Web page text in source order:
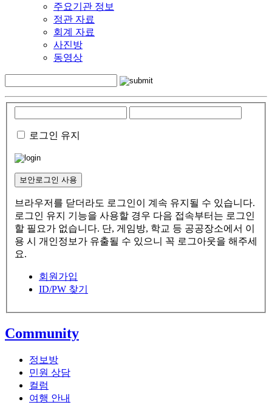
주요기관 정보
정관 자료
회계 자료
사진방
동영상
로그인 유지
보안로그인 사용
브라우저를 닫더라도 로그인이 계속 유지될 수 있습니다.
로그인 유지 기능을 사용할 경우 다음 접속부터는 로그인
할 필요가 없습니다. 단, 게임방, 학교 등 공공장소에서 이
용 시 개인정보가 유출될 수 있으니 꼭 로그아웃을 해주세
요.
회원가입
ID/PW 찾기
Community
정보방
민원 상담
컬럼
여행 안내